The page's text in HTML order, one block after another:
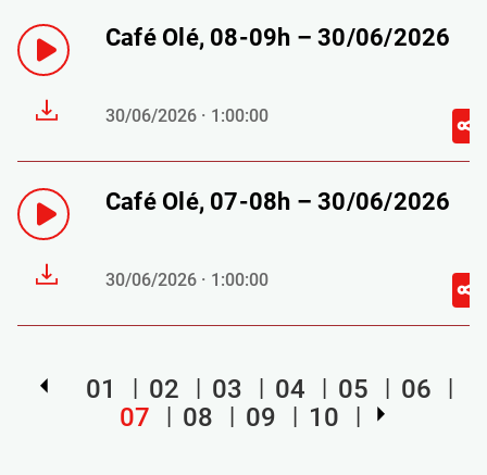
Café Olé, 08-09h – 30/06/2026
30/06/2026 · 1:00:00
Café Olé, 07-08h – 30/06/2026
30/06/2026 · 1:00:00
01 02 03 04 05
06
07
08 09 10